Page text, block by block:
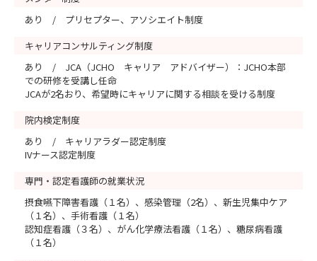
あり / プリセプター、アソシエイト制度
キャリアコンサルティング制度
あり / JCA（JCHO キャリア アドバイザー）：JCHO本部
での研修を受講し任命
JCAが2名おり、希望時にキャリアに関する相談を受ける制度
院内検定制度
あり / キャリアラダー認定制度
IVナース認定制度
専門・認定看護師の就業状況
摂食嚥下障害看護（１名）、感染管理（2名）、新生児集中ケア
（１名）、手術看護（１名）
認知症看護（３名）、がん化学療法看護（１名）、糖尿病看護
（１名）